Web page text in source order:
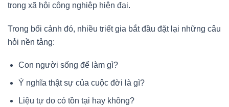
trong xã hội công nghiệp hiện đại.
Trong bối cảnh đó, nhiều triết gia bắt đầu đặt lại những câu
hỏi nền tảng:
Con người sống để làm gì?
Ý nghĩa thật sự của cuộc đời là gì?
Liệu tự do có tồn tại hay không?